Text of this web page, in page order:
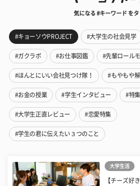
気になる #キーワード をタ
#キョーソウPROJECT #大学生の社会見学
#ガクラボ #お仕事図鑑 #先輩ロール
#ほんとにいい会社見つけ隊！ #もやもや
#お金の授業 #学生インタビュー #特
#大学生正直レビュー #恋愛特集
#学生の君に伝えたい３つのこと
大学生活
【チーズ好